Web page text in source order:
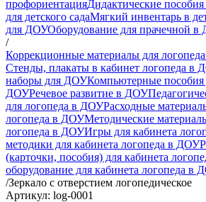
профориентацияДидактические
для детского садаМягкий инвентарь в
для ДОУОборудование для прачечной
/
Коррекционные материалы для
Стенды, плакаты в кабинет логопеда в
наборы для ДОУКомпьютерные пособия
ДОУРечевое развитие в ДОУ
для логопеда в ДОУРасходные
логопеда в ДОУМетодические
логопеда в ДОУИгры для кабинета
методики для кабинета логопеда в ДОУ
(карточки, пособия) для кабинета
оборудование для кабинета логопеда в
/Зеркало с отверстием логопедическое
Артикул: log-0001